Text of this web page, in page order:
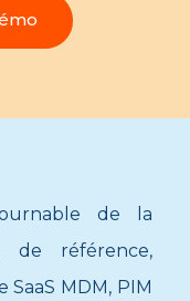
de la
de référence,
MDM, PIM